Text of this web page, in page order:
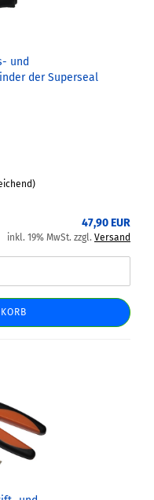
und
der Superseal
47,90 EUR
inkl. 19% MwSt. zzgl. Versand